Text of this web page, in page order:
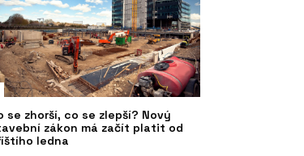
se zhorší, co se zlepší? Nový
zákon má začít platit od
ledna